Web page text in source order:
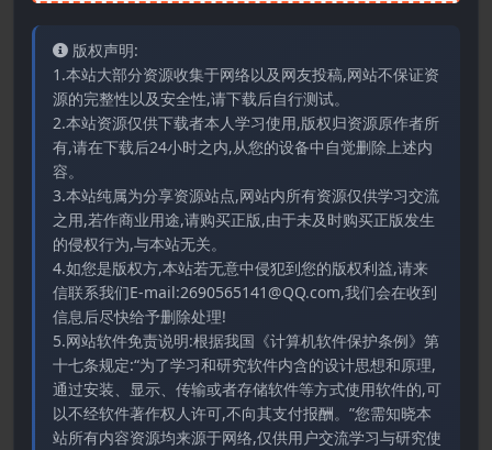
版权声明:
1.本站大部分资源收集于网络以及网友投稿,网站不保证资
源的完整性以及安全性,请下载后自行测试。
2.本站资源仅供下载者本人学习使用,版权归资源原作者所
有,请在下载后24小时之内,从您的设备中自觉删除上述内
容。
3.本站纯属为分享资源站点,网站内所有资源仅供学习交流
之用,若作商业用途,请购买正版,由于未及时购买正版发生
的侵权行为,与本站无关。
4.如您是版权方,本站若无意中侵犯到您的版权利益,请来
信联系我们E-mail:2690565141@QQ.com,我们会在收到
信息后尽快给予删除处理!
5.网站软件免责说明:根据我国《计算机软件保护条例》第
十七条规定:“为了学习和研究软件内含的设计思想和原理,
通过安装、显示、传输或者存储软件等方式使用软件的,可
以不经软件著作权人许可,不向其支付报酬。”您需知晓本
站所有内容资源均来源于网络,仅供用户交流学习与研究使